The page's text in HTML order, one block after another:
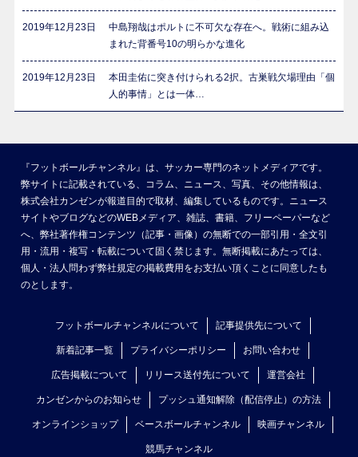
2019年12月23日
中島翔哉はポルトに不可欠な存在へ。戦術に組み込
まれた背番号10の明らかな進化
2019年12月23日
本田圭佑に突き付けられる2択。古巣戦欠場理由「個
人的事情」とは一体…
『フットボールチャンネル』は、サッカー専門のネットメディアです。
弊サイトに記載されている、コラム、ニュース、写真、その他情報は、
株式会社カンゼンが報道目的で取材、編集しているものです。ニュース
サイトやブログなどのWEBメディア、雑誌、書籍、フリーペーパーなど
へ、弊社著作権コンテンツ（記事・画像）の無断での一部引用・全文引
用・流用・複写・転載について固く禁じます。無断掲載にあたっては、
個人・法人問わず弊社規定の掲載費用をお支払い頂くことに同意したも
のとします。
フットボールチャンネルについて 記事提供先について
新着記事一覧 プライバシーポリシー お問い合わせ
広告掲載について リリース送付先について 運営会社
カンゼンからのお知らせ プッシュ通知解除（配信停止）の方法
オンラインショップ ベースボールチャンネル 映画チャンネル
競馬チャンネル